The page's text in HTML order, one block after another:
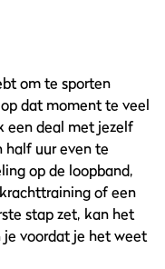
om te sporten
dat moment te veel
een deal met jezelf
uur even te
op de loopband,
of een
stap zet, kan het
voordat je het weet